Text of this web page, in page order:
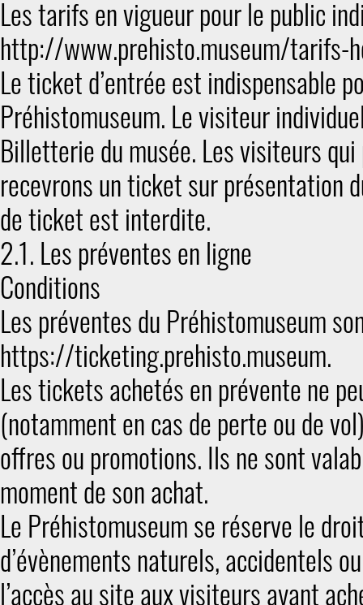
Les tarifs en vigueur pour le public
http://www.prehisto.museum/tarifs-
Le ticket d’entrée est indispensable
Préhistomuseum. Le visiteur
Billetterie du musée. Les visiteurs
recevrons un ticket sur présentation
de ticket est interdite.
2.1. Les préventes en ligne
Conditions
Les préventes du Préhistomuseum
https://ticketing.prehisto.museum.
Les tickets achetés en prévente ne
(notamment en cas de perte ou de
offres ou promotions. Ils ne sont
moment de son achat.
Le Préhistomuseum se réserve le
d’évènements naturels, accidentels
l’accès au site aux visiteurs ayant